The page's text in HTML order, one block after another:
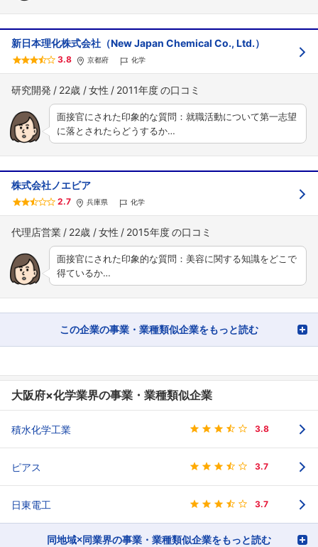
新日本理化株式会社（New Japan Chemical Co., Ltd.）
3.8 京都府 化学
研究開発 22歳 女性 2011年度
面接官にされた印象的な質問：就職活動について第一志望
に落とされたらどうするか…
株式会社ノエビア
2.7 兵庫県 化学
代理店営業 22歳 女性 2015年度
面接官にされた印象的な質問：美容に関する知識をどこで
得ているか…
この企業の事業・業種類似企業をもっと読む
大阪府×化学業界の事業・業種類似企業
積水化学工業 3.8
ピアス 3.7
日東電工 3.7
同地域×同業界の事業・業種類似企業をもっと読む